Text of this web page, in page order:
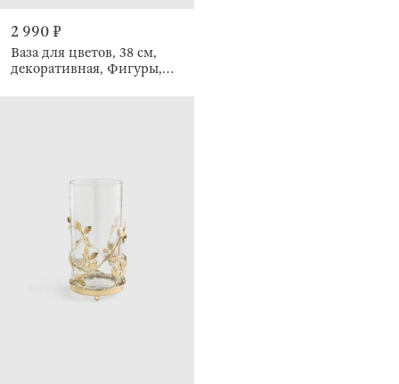
2 990 ₽
Ваза для цветов, 38 см,
декоративная, Фигуры,